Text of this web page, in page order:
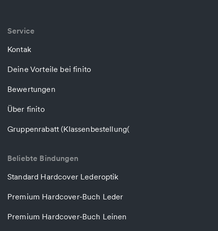
Service
Kontak
Deine Vorteile bei finito
Bewertungen
Über finito
Gruppenrabatt (Klassenbestellung(
Beliebte Bindungen
Standard Hardcover Lederoptik
Premium Hardcover-Buch Leder
Premium Hardcover-Buch Leinen